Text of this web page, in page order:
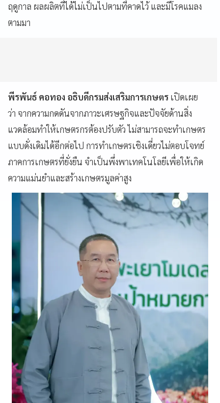
ฤดูกาล ผลผลิตที่ได้ไม่เป็นไปตามที่คาดไว้ และมีโรคแมลง
ตามมา
พีรพันธ์ คอทอง อธิบดีกรมส่งเสริมการเกษตร เปิดเผย
ว่า จากความกดดันจากภาวะเศรษฐกิจและปัจจัยด้านสิ่ง
แวดล้อมทำให้เกษตรกรต้องปรับตัว ไม่สามารถจะทำเกษตร
แบบดั่งเดิมได้อีกต่อไป การทำเกษตรเชิงเดี่ยวไม่ตอบโจทย์
ภาคการเกษตรที่ยั่งยืน จำเป็นพึ่งพาเทคโนโลยีเพื่อให้เกิด
ความแม่นยำและสร้างเกษตรมูลค่าสูง